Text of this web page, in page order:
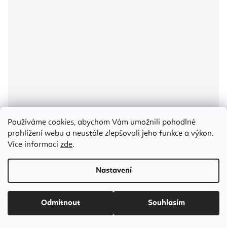
Používáme cookies, abychom Vám umožnili pohodlné
prohlížení webu a neustále zlepšovali jeho funkce a výkon.
Více informací zde.
Nastavení
Odmítnout Souhlasím
Bodhi Niyama Essentials High Waist Leggings Sport Tights legíny na
jógu a sport
Odesíláme do 5-7 dnů
947 Kč